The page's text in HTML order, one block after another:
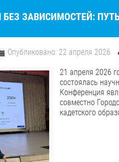
БЕЗ ЗАВИСИМОСТЕЙ:
Опубликовано: 22 апреля 2026
21 апреля 2026
состоялась
Конференция
совместно
кадетского